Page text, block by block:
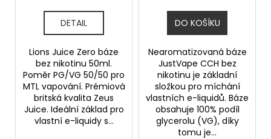
DETAIL
Lions Juice Zero báze
bez nikotinu 50ml.
Poměr PG/VG 50/50 pro
MTL vapování. Prémiová
britská kvalita Zeus
Juice. Ideální základ pro
vlastní e-liquidy s...
DO KOŠÍKU
Nearomatizovaná báze
JustVape CCH bez
nikotinu je základní
složkou pro míchání
vlastních e-liquidů. Báze
obsahuje 100% podíl
glycerolu (VG), díky
tomu je...